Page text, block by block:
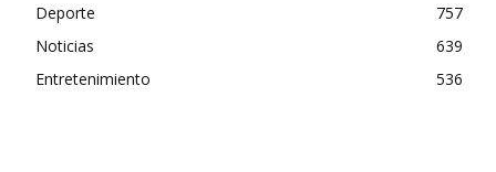
Deporte
757
Noticias
639
Entretenimiento
536